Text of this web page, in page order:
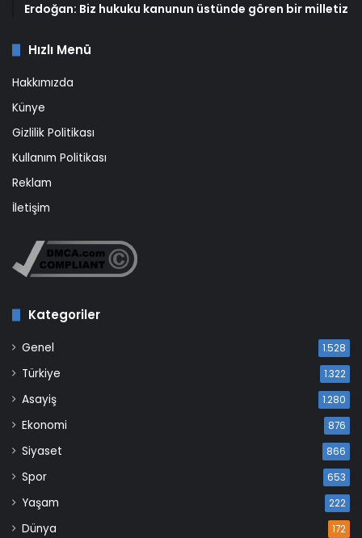
Erdoğan: Biz hukuku kanunun üstünde gören bir milletiz
Hızlı Menü
Hakkımızda
Künye
Gizlilik Politikası
Kullanım Politikası
Reklam
İletişim
Kategoriler
Genel 1.528
Türkiye 1.322
Asayiş 1.280
Ekonomi 876
Siyaset 866
Spor 653
Yaşam 222
Dünya 172